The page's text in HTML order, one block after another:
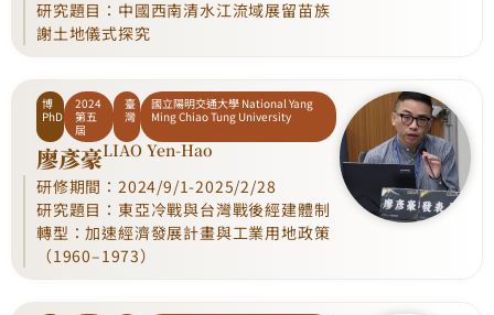
研究題目：中國西南清水江流域展留苗族
謝土地儀式探究
博
PhD
2024
第五
屆
臺
灣
國立陽明交通大學 National Yang
Ming Chiao Tung University
廖彥豪LIAO Yen-Hao
研修期間：2024/9/1-2025/2/28
研究題目：東亞冷戰與台灣戰後經建體制
轉型：加速經濟發展計畫與工業用地政策
（1960–1973）